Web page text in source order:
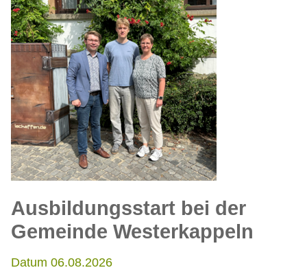
Ausbildungsstart bei der
Gemeinde Westerkappeln
Datum 06.08.2026